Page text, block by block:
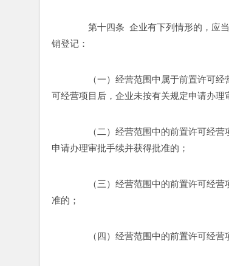
第十四条  企业有下列情形的，应当
销登记：
（一）经营范围中属于前置许可经
可经营项目后，企业未按有关规定申请办理
（二）经营范围中的前置许可经营
申请办理审批手续并获得批准的；
（三）经营范围中的前置许可经营
准的；
（四）经营范围中的前置许可经营